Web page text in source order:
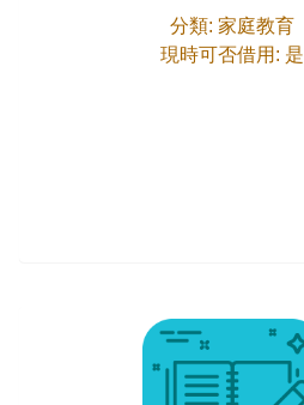
分類: 家庭教育
現時可否借用: 是